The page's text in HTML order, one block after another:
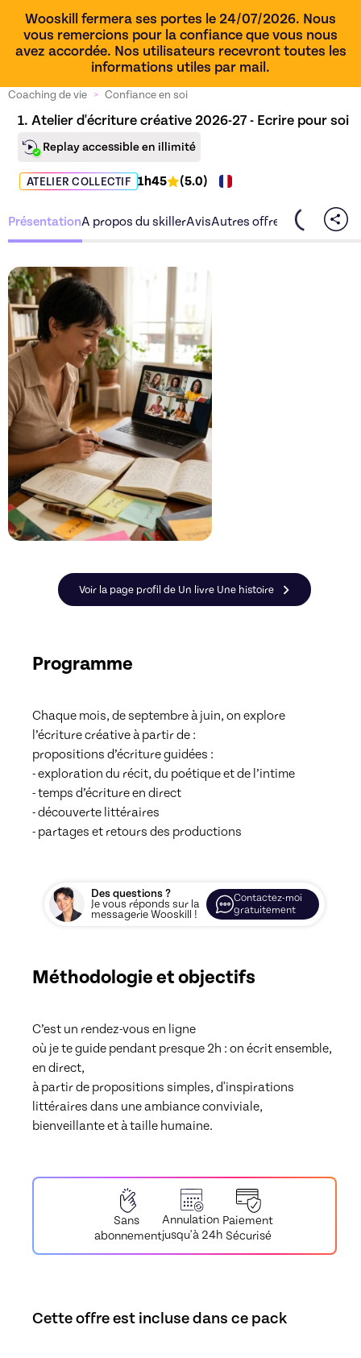
Wooskill fermera ses portes le 24/07/2026. Nous
vous remercions pour la confiance que vous nous
avez accordée. Nos utilisateurs recevront toutes les
informations utiles par mail.
Coaching de vie > Confiance en soi
1. Atelier d'écriture créative 2026-27 - Ecrire pour soi
Replay accessible en illimité
ATELIER COLLECTIF 1h45 (5.0)
PrésentationA propos du skillerAvisAutres offres du skiller
Voir la page profil de Un livre Une histoire
Programme
Chaque mois, de septembre à juin, on explore
l’écriture créative à partir de :
propositions d’écriture guidées :
- exploration du récit, du poétique et de l’intime
- temps d’écriture en direct
- découverte littéraires
Des questions ?
Je vous réponds sur la
messagerie Wooskill !
Contactez-moi
gratuitement
Méthodologie et objectifs
C’est un rendez-vous en ligne
où je te guide pendant presque 2h : on écrit ensemble,
en direct,
à partir de propositions simples, d'inspirations
littéraires dans une ambiance conviviale,
bienveillante et à taille humaine.
Sans
abonnement
Annulation
jusqu'à 24h
Paiement
Sécurisé
Cette offre est incluse dans ce pack